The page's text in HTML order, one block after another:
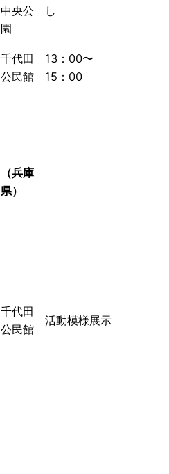
中央公
園
し
千代田
公民館
13：00〜
15：00
（兵庫
県）
千代田
公民館
活動模様展示